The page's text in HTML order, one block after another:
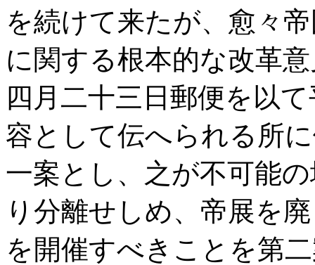
を続けて来たが、愈々
に関する根本的な改革
四月二十三日郵便を以
容として伝へられる所
一案とし、之が不可能
り分離せしめ、帝展を
を開催すべきことを第